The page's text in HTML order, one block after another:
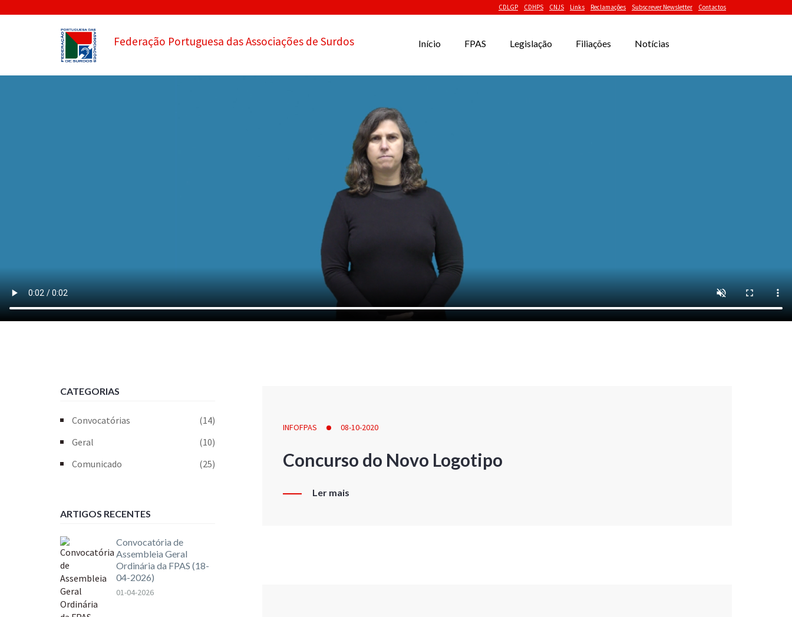
CDLGP CDHPS CNJS Links Reclamações Subscrever Newsletter Contactos
Federação Portuguesa das Associações de Surdos Início FPAS Legislação Filiações Notícias
INFOFPAS 08-10-2020
Concurso do Novo Logotipo
Ler mais
CATEGORIAS
Convocatórias
(14)
Geral
(10)
Comunicado
(25)
ARTIGOS RECENTES
Convocatória de
Assembleia Geral
Ordinária da FPAS (18-
04-2026)
01-04-2026